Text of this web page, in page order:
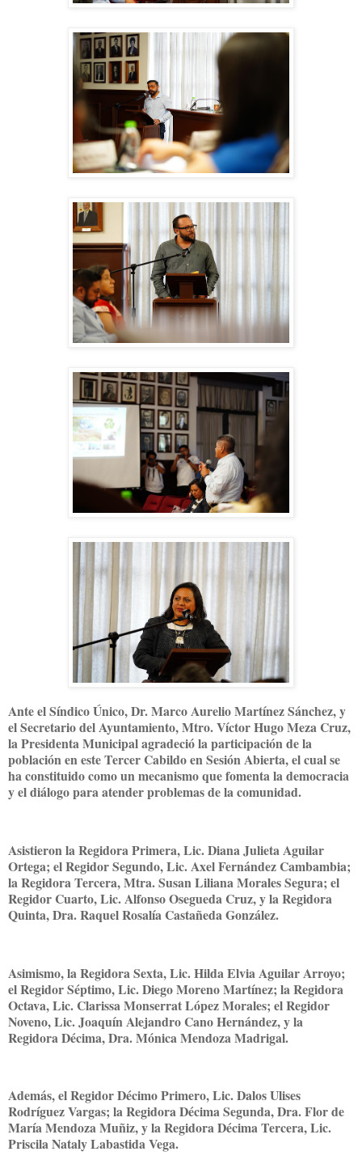
Ante el Síndico Único, Dr. Marco Aurelio Martínez Sánchez, y
el Secretario del Ayuntamiento, Mtro. Víctor Hugo Meza Cruz,
la Presidenta Municipal agradeció la participación de la
población en este Tercer Cabildo en Sesión Abierta, el cual se
ha constituido como un mecanismo que fomenta la democracia
y el diálogo para atender problemas de la comunidad.
Asistieron la Regidora Primera, Lic. Diana Julieta Aguilar
Ortega; el Regidor Segundo, Lic. Axel Fernández Cambambia;
la Regidora Tercera, Mtra. Susan Liliana Morales Segura; el
Regidor Cuarto, Lic. Alfonso Osegueda Cruz, y la Regidora
Quinta, Dra. Raquel Rosalía Castañeda González.
Asimismo, la Regidora Sexta, Lic. Hilda Elvia Aguilar Arroyo;
el Regidor Séptimo, Lic. Diego Moreno Martínez; la Regidora
Octava, Lic. Clarissa Monserrat López Morales; el Regidor
Noveno, Lic. Joaquín Alejandro Cano Hernández, y la
Regidora Décima, Dra. Mónica Mendoza Madrigal.
Además, el Regidor Décimo Primero, Lic. Dalos Ulises
Rodríguez Vargas; la Regidora Décima Segunda, Dra. Flor de
María Mendoza Muñiz, y la Regidora Décima Tercera, Lic.
Priscila Nataly Labastida Vega.